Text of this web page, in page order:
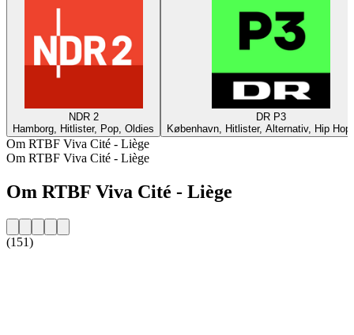
NDR 2
Hamborg, Hitlister, Pop, Oldies
DR P3
København, Hitlister, Alternativ, Hip
Om RTBF Viva Cité - Liège
Om RTBF Viva Cité - Liège
Om RTBF Viva Cité - Liège
(151)